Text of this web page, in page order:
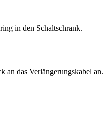
in den Schaltschrank.
an das Verlängerungskabel an.